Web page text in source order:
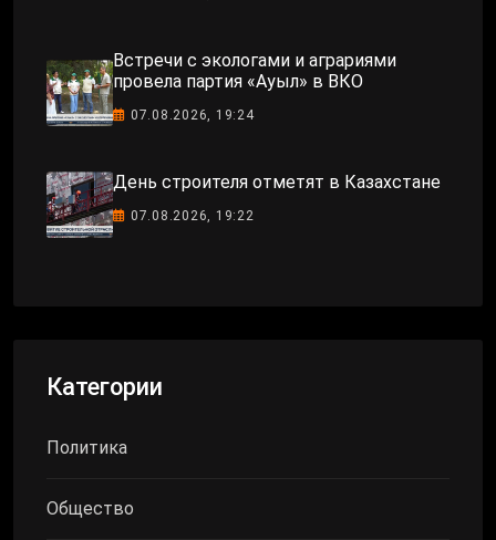
Встречи с экологами и аграриями
провела партия «Ауыл» в ВКО
07.08.2026, 19:24
День строителя отметят в Казахстане
07.08.2026, 19:22
Категории
Политика
Общество